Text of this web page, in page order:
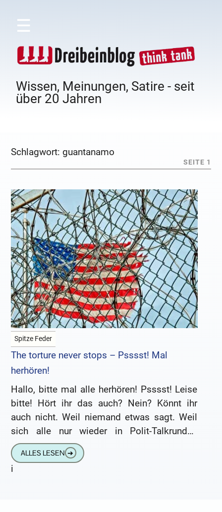
☰
Wissen, Meinungen, Satire - seit
über 20 Jahren
Schlagwort: guantanamo
SEITE 1
Spitze Feder
The torture never stops – Psssst! Mal
herhören!
Hallo, bitte mal alle herhören! Psssst! Leise
bitte! Hört ihr das auch? Nein? Könnt ihr
auch nicht. Weil niemand etwas sagt. Weil
sich alle nur wieder in Polit-Talkrunden
aufregen, wild
ALLES LESEN ➔
i